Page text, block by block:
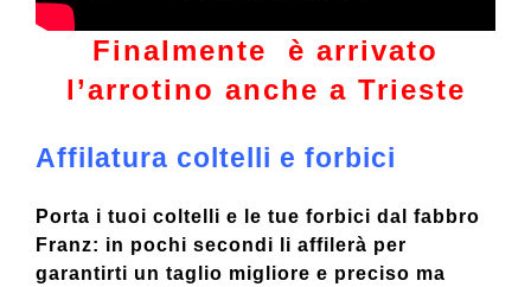
Finalmente è arrivato
l’arrotino anche a Trieste
Affilatura coltelli e forbici
Porta i tuoi coltelli e le tue forbici dal fabbro
Franz: in pochi secondi li affilerà per
garantirti un taglio migliore e preciso ma